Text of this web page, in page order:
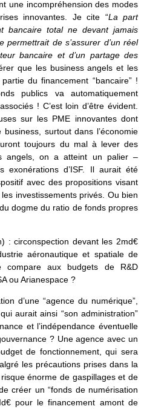
une incompréhension des modes
innovantes. Je cite “La part
bancaire total ne devant jamais
permettrait de s’assurer d’un réel
bancaire et d’un partage des
que les business angels et les
du financement “bancaire” !
publics va automatiquement
! C’est loin d’être évident.
sur les PME innovantes dont
surtout dans l’économie
toujours du mal à lever des
angels, on a atteint un palier –
exonérations d’ISF. Il aurait été
avec des propositions visant
investissements privés. Ou bien
dogme du ratio de fonds propres
: circonspection devant les 2md€
aéronautique et spatiale de
compare aux budgets de R&D
ou Arianespace ?
d’une “agence du numérique”,
aurait ainsi “son administration”
et l’indépendance éventuelle
? Une agence avec un
de fonctionnement, qui sera
les précautions prises dans la
énorme de gaspillages et de
créer un “fonds de numérisation
pour le financement amont de